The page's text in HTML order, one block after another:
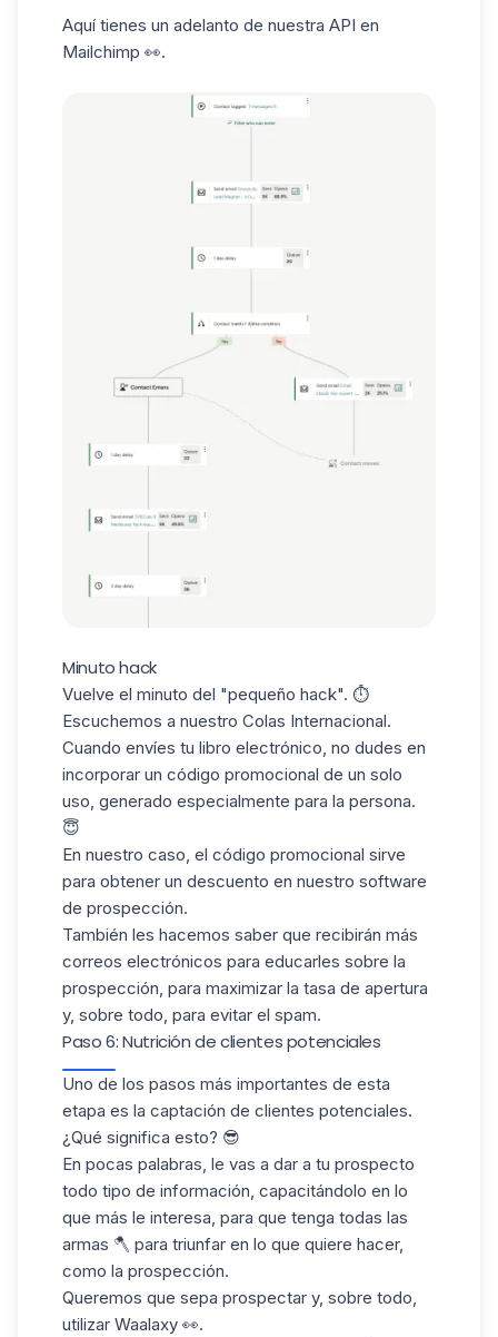
Aquí tienes un adelanto de nuestra API en
Mailchimp 👀.
Minuto hack
Vuelve el minuto del "pequeño hack". ⏱️
Escuchemos a nuestro Colas Internacional.
Cuando envíes tu libro electrónico, no dudes en
incorporar un código promocional de un solo
uso, generado especialmente para la persona.
😇
En nuestro caso, el código promocional sirve
para obtener un descuento en nuestro software
de prospección.
También les hacemos saber que recibirán más
correos electrónicos para educarles sobre la
prospección, para maximizar la tasa de apertura
y, sobre todo, para evitar el spam.
Paso 6: Nutrición de clientes potenciales
Uno de los pasos más importantes de esta
etapa es la captación de clientes potenciales.
¿Qué significa esto? 😎
En pocas palabras, le vas a dar a tu prospecto
todo tipo de información, capacitándolo en lo
que más le interesa, para que tenga todas las
armas 🪓 para triunfar en lo que quiere hacer,
como la prospección.
Queremos que sepa prospectar y, sobre todo,
utilizar Waalaxy 👀.